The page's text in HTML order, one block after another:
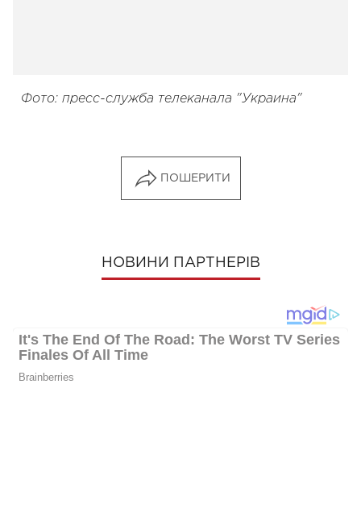
Фото: пресс-служба телеканала "Украина"
ПОШЕРИТИ
НОВИНИ ПАРТНЕРІВ